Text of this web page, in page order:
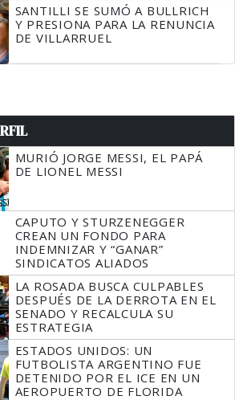
SANTILLI SE SUMÓ A BULLRICH
Y PRESIONA PARA LA RENUNCIA
DE VILLARRUEL
MURIÓ JORGE MESSI, EL PAPÁ
DE LIONEL MESSI
CAPUTO Y STURZENEGGER
CREAN UN FONDO PARA
INDEMNIZAR Y “GANAR”
SINDICATOS ALIADOS
LA ROSADA BUSCA CULPABLES
DESPUÉS DE LA DERROTA EN EL
SENADO Y RECALCULA SU
ESTRATEGIA
ESTADOS UNIDOS: UN
FUTBOLISTA ARGENTINO FUE
DETENIDO POR EL ICE EN UN
AEROPUERTO DE FLORIDA